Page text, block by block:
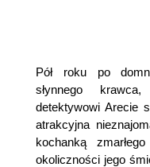
Pół roku po
słynnego
detektywowi Arecie
atrakcyjna
kochanką
okoliczności jego